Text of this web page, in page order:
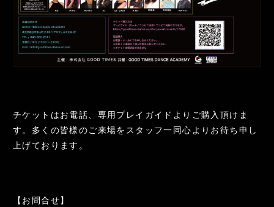
チケットはお電話、専用プレイガイドよりご購入頂けま
す。多くの皆様のご来場をスタッフ一同心よりお待ち申し
上げております。
【お問合せ】